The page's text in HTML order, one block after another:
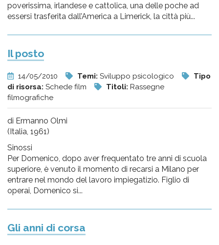
poverissima, irlandese e cattolica, una delle poche ad
essersi trasferita dall’America a Limerick, la città più...
Il posto
14/05/2010 Temi: Sviluppo psicologico
Tipo
di risorsa: Schede film Titoli: Rassegne
filmografiche
di Ermanno Olmi
(Italia, 1961)
Sinossi
Per Domenico, dopo aver frequentato tre anni di scuola
superiore, è venuto il momento di recarsi a Milano per
entrare nel mondo del lavoro impiegatizio. Figlio di
operai, Domenico si...
Gli anni di corsa